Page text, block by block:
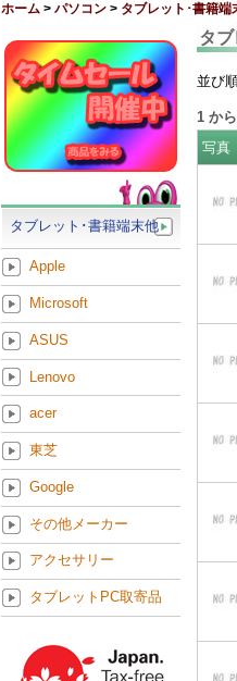
ホーム > パソコン > タブレット･書籍端
タ
並び
1 から
写真
タブレット･書籍端末他
Apple
Microsoft
ASUS
Lenovo
acer
東芝
Google
その他メーカー
アクセサリー
タブレットPC取寄品